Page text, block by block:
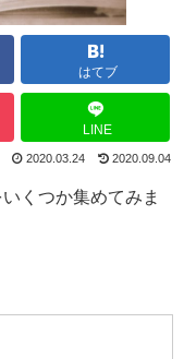
はてブ
LINE
2020.03.24 2020.09.04
くつか集めてみま